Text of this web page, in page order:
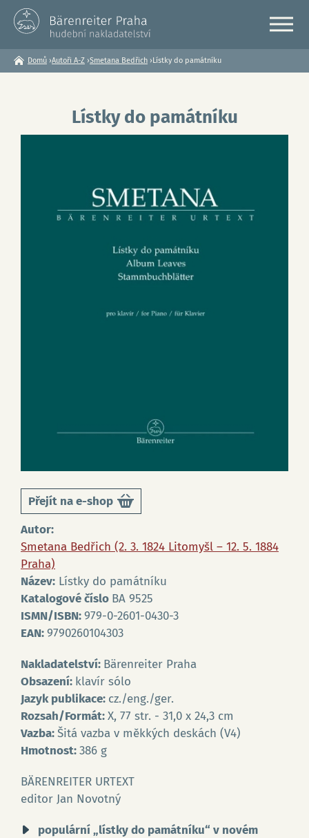
JsteDomů ›Autoři A-Z ›Smetana Bedřich ›Lístky do památníku
Lístky do památníku
Přejít na e-shop
Autor:
Smetana Bedřich (2. 3. 1824 Litomyšl – 12. 5. 1884
Praha)
Název: Lístky do památníku
Katalogové číslo BA 9525
ISMN/ISBN:979-0-2601-0430-3
EAN:9790260104303
Nakladatelství: Bärenreiter Praha
Obsazení: klavír sólo
Jazyk publikace: cz./eng./ger.
Rozsah/Formát:X, 77 str. - 31,0 x 24,3 cm
Vazba:Šitá vazba v měkkých deskách (V4)
Hmotnost:386 g
BÄRENREITER URTEXT
editor Jan Novotný
populární „lístky do památníku“ v novém